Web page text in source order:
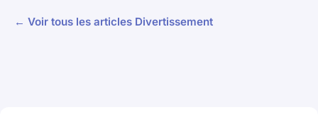
← Voir tous les articles Divertissement